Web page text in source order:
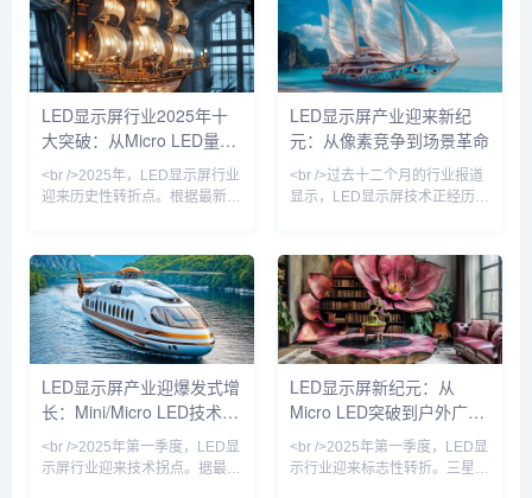
片巨量转移技术上取得突破性进
展，良率从去年不足60%提升至
85%以上，单颗芯片成本下降近
四成。这意味着，曾被诟病“价
格高昂、难以落地”的Micro LED
大屏，正以每年约30%的速度降
低售价，并率先在高端商业显
限，而单位成本较三年前下降逾
60%。这意味着曾被视作“下一
代显示技术”的Micro LED，正以
惊人速度从实验室走向商业应
用。<br /><br />在近日落幕的
ISE 2025展会上，超过40家厂
商展出Micro LED透明屏、柔性
LED显示屏行业2025年十
大突破：从Micro LED量产
到AI驱动的透明显示新时代
<br />2025年，LED显示屏行业
迎来历史性转折点。根据最新出
槛，三星、索尼与京东方等头部
厂商相继宣布其Micro LED大尺
寸显示屏进入量产阶段。与传统
的LCD和OLED相比，Micro
LED在亮度、响应速度和功耗上
均实现了数量级的跃升，峰值亮
度突破10000尼特，而功耗降低
了40%。业内人士指出，这标志
LED显示屏产业迎来新纪
元：从像素竞争到场景革命
<br />过去十二个月的行业报道
显示，LED显示屏技术正经历一
方相继展示的Micro LED透明
屏，已将像素间距缩小至0.3毫
米以下，亮度突破10,000尼
特，同时通过巨量转移技术的改
良，将良品率提升至99.9%。与
此同时，Mini LED背光模组成
本较去年同期下降40%，促使
TCL、海信等品牌将85英寸以上
LED显示屏产业迎爆发式增
长：Mini/Micro LED技术颠
覆视觉体验，户外广告市场
重构在即
<br />2025年第一季度，LED显
示屏行业迎来技术拐点。据最新
LED显示屏新纪元：从
Micro LED突破到户外广告
的智慧革命
<br />2025年第一季度，LED显
示行业迎来标志性转折。三星、